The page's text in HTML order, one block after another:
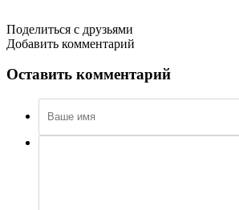
Поделиться с друзьями
Добавить комментарий
Оставить комментарий